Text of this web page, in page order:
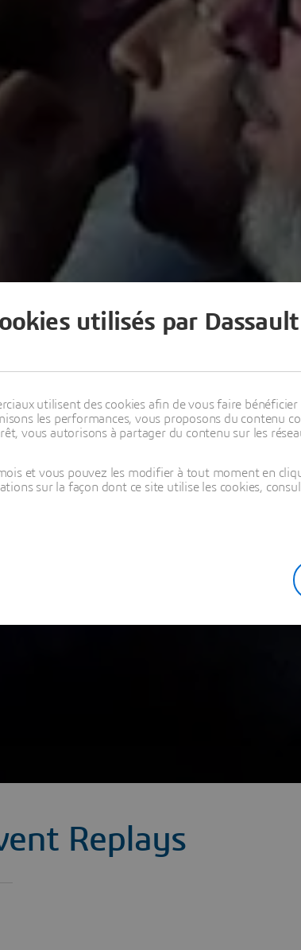
Replays
utilisés par Dassault
utilisent des cookies afin de vous faire
les performances, vous proposons du contenu
vous autorisons à partager du contenu sur les
et vous pouvez les modifier à tout moment en
sur la façon dont ce site utilise les cookies,